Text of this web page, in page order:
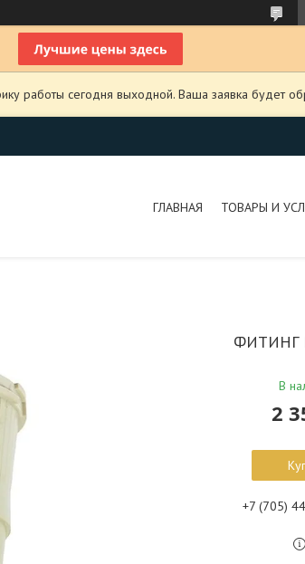
работы сегодня выходной. Ваша заявка будет
ГЛАВНАЯ ТОВАРЫ И
ФИТИНГ
В
2
+7 (705)